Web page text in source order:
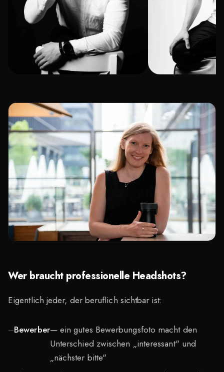
Wer braucht professionelle Headshots?
Eigentlich jeder, der beruflich sichtbar ist:
Bewerber— ein gutes Bewerbungsfoto macht den
Unterschied zwischen „interessant" und
„nächster bitte"